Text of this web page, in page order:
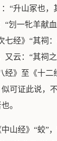
：“升山冢也
“刉一牝羊献
七经》“其祠
又云：“其祠
经》至《十
可证此说，
。
山经》“蛟”